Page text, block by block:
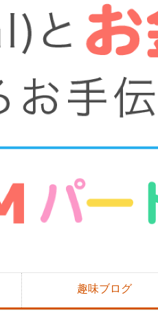
趣味ブログ